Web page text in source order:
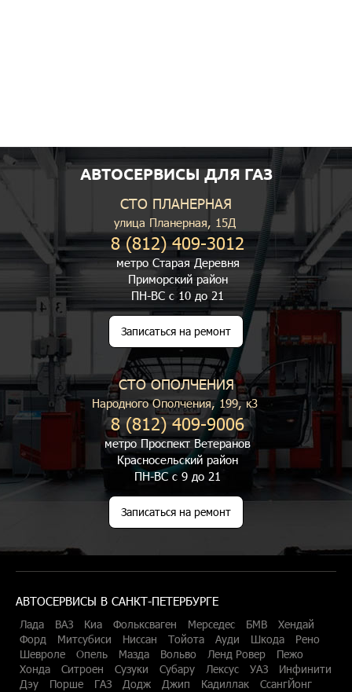
АВТОСЕРВИСЫ ДЛЯ ГАЗ
СТО ПЛАНЕРНАЯ
улица Планерная, 15Д
8 (812) 409-3012
метро Старая Деревня
Приморский район
ПН-ВС с 10 до 21
Записаться на ремонт
СТО ОПОЛЧЕНИЯ
Народного Ополчения, 199, к3
8 (812) 409-9006
метро Проспект Ветеранов
Красносельский район
ПН-ВС с 9 до 21
Записаться на ремонт
АВТОСЕРВИСЫ В САНКТ-ПЕТЕРБУРГЕ
Лада ВАЗ Киа Фольксваген Мерседес БМВ
Хендай
Форд
Митсубиси Ниссан Тойота Ауди Шкода
Рено
Шевроле
Опель Мазда Вольво Ленд Ровер
Пежо
Хонда
Ситроен Сузуки Субару Лексус УАЗ
Инфинити
Дэу
Порше ГАЗ Додж Джип Кадиллак
СсангЙонг